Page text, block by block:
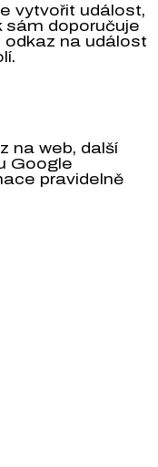
vytvořit událost,
sám doporučuje
odkaz na událost
na web, další
Google
pravidelně